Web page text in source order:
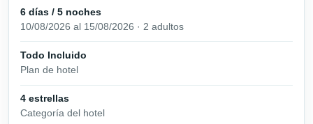
6 días / 5 noches
10/08/2026 al 15/08/2026 · 2 adultos
Todo Incluido
Plan de hotel
4 estrellas
Categoría del hotel